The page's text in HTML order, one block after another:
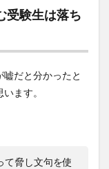
受験生は落ち
嘘だと分かったと
ます。
て脅し文句を使